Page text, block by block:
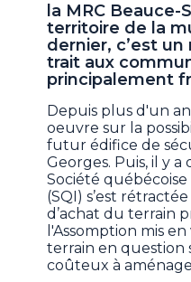
la MRC Beauce-
territoire de la
dernier, c’est
trait aux
principalement
Depuis plus d'un
oeuvre sur la
futur édifice de
Georges. Puis, il y
Société
(SQI) s’est
d’achat du terrain
l'Assomption mis
terrain en question
coûteux à